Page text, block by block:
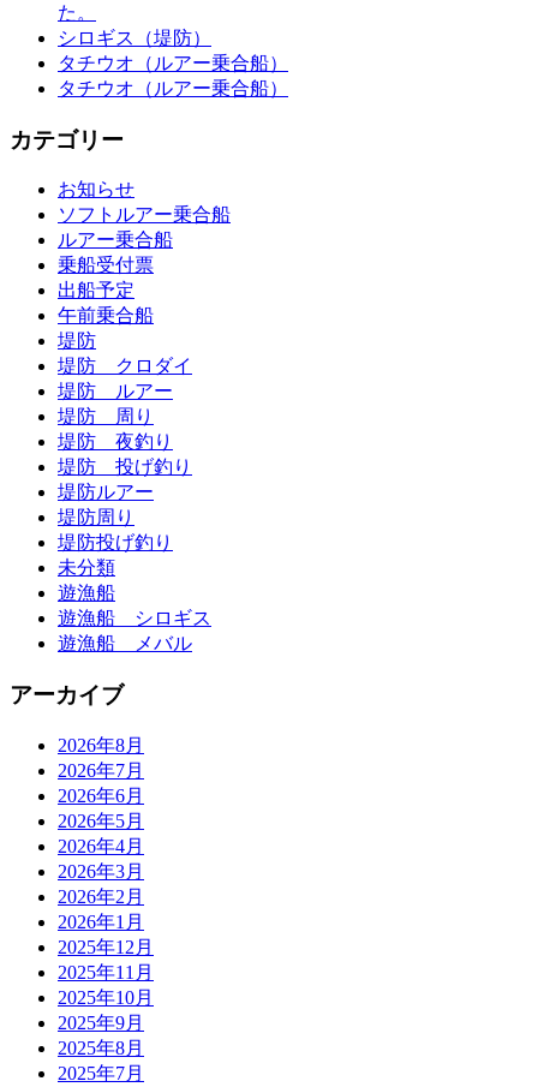
た。
シロギス（堤防）
タチウオ（ルアー乗合船）
タチウオ（ルアー乗合船）
カテゴリー
お知らせ
ソフトルアー乗合船
ルアー乗合船
乗船受付票
出船予定
午前乗合船
堤防
堤防 クロダイ
堤防 ルアー
堤防 周り
堤防 夜釣り
堤防 投げ釣り
堤防ルアー
堤防周り
堤防投げ釣り
未分類
遊漁船
遊漁船 シロギス
遊漁船 メバル
アーカイブ
2026年8月
2026年7月
2026年6月
2026年5月
2026年4月
2026年3月
2026年2月
2026年1月
2025年12月
2025年11月
2025年10月
2025年9月
2025年8月
2025年7月